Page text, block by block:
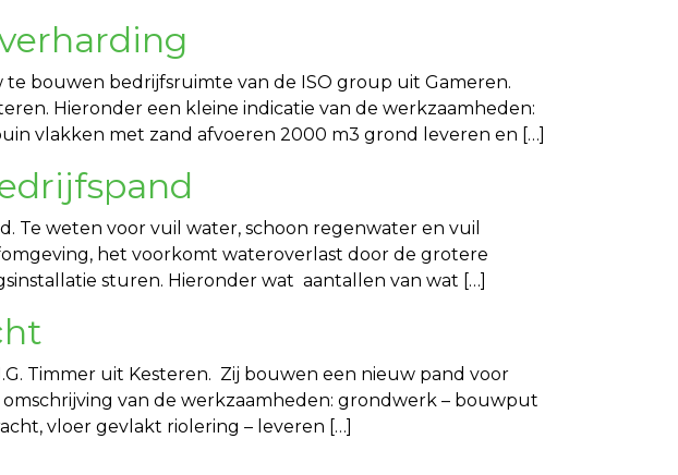
bouwen bedrijfsruimte van de ISO group uit Gameren.
Hieronder een kleine indicatie van de werkzaamheden:
vlakken met zand afvoeren 2000 m3 grond leveren en […]
Te weten voor vuil water, schoon regenwater en vuil
het voorkomt wateroverlast door de grotere
sturen. Hieronder wat aantallen van wat […]
Timmer uit Kesteren. Zij bouwen een nieuw pand voor
van de werkzaamheden: grondwerk – bouwput
vloer gevlakt riolering – leveren […]